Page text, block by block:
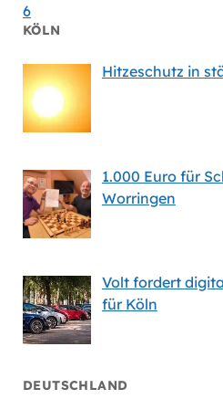
6
KÖLN
Hitzeschutz in
1.000 Euro für
Worringen
Volt fordert
für Köln
DEUTSCHLAND